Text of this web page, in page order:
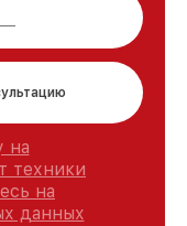
на
техники
на
данных